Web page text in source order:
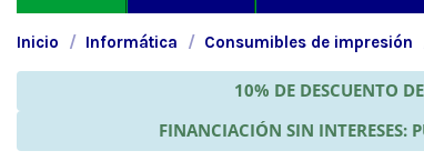
Inicio Informática Consumibles de impresión
10% DE DESCUENTO
FINANCIACIÓN SIN INTERESES: